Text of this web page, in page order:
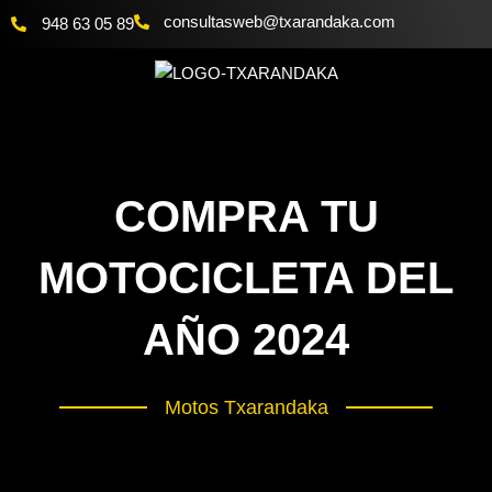
948 63 05 89 moc.akadnaraxt
@bewsatlusnoc
COMPRA TU
MOTOCICLETA DEL
AÑO 2024
Motos Txarandaka